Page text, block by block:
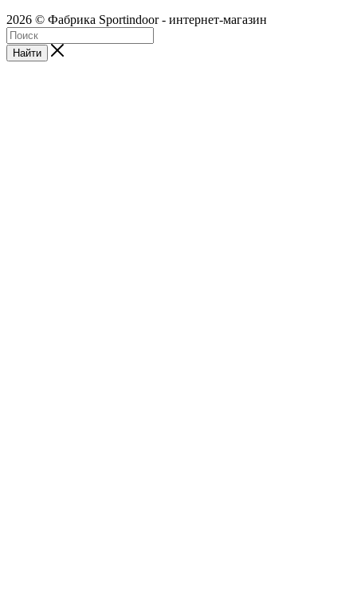
2026 © Фабрика Sportindoor - интернет-магазин
Найти